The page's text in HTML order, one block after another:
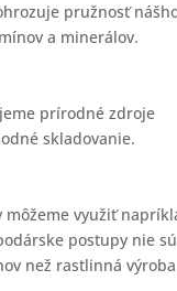
pružnosť
a minerálov.
prírodné zdroje
skladovanie.
môžeme využiť
postupy nie sú
než rastlinná